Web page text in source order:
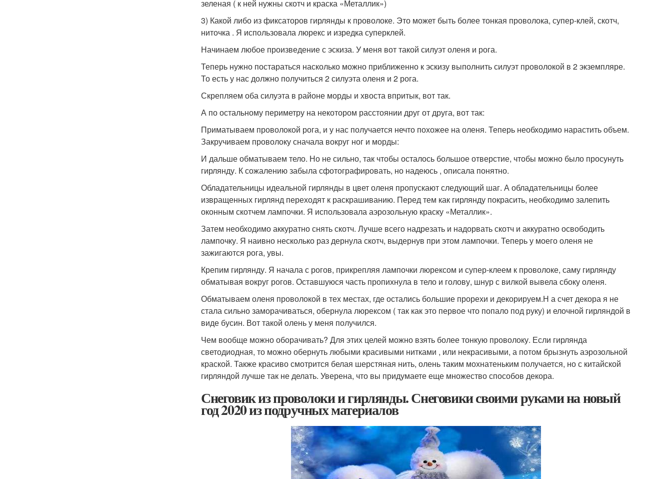
зеленая ( к ней нужны скотч и краска «Металлик»)
3) Какой либо из фиксаторов гирлянды к проволоке. Это может быть более тонкая проволока, супер-клей, скотч,
ниточка . Я использовала люрекс и изредка суперклей.
Начинаем любое произведение с эскиза. У меня вот такой силуэт оленя и рога.
Теперь нужно постараться насколько можно приближенно к эскизу выполнить силуэт проволокой в 2 экземпляре.
То есть у нас должно получиться 2 силуэта оленя и 2 рога.
Скрепляем оба силуэта в районе морды и хвоста впритык, вот так.
А по остальному периметру на некотором расстоянии друг от друга, вот так:
Приматываем проволокой рога, и у нас получается нечто похожее на оленя. Теперь необходимо нарастить объем.
Закручиваем проволоку сначала вокруг ног и морды:
И дальше обматываем тело. Но не сильно, так чтобы осталось большое отверстие, чтобы можно было просунуть
гирлянду. К сожалению забыла сфотографировать, но надеюсь , описала понятно.
Обладательницы идеальной гирлянды в цвет оленя пропускают следующий шаг. А обладательницы более
извращенных гирлянд переходят к раскрашиванию. Перед тем как гирлянду покрасить, необходимо залепить
оконным скотчем лампочки. Я использовала аэрозольную краску «Металлик».
Затем необходимо аккуратно снять скотч. Лучше всего надрезать и надорвать скотч и аккуратно освободить
лампочку. Я наивно несколько раз дернула скотч, выдернув при этом лампочки. Теперь у моего оленя не
зажигаются рога, увы.
Крепим гирлянду. Я начала с рогов, прикрепляя лампочки люрексом и супер-клеем к проволоке, саму гирлянду
обматывая вокруг рогов. Оставшуюся часть пропихнула в тело и голову, шнур с вилкой вывела сбоку оленя.
Обматываем оленя проволокой в тех местах, где остались большие прорехи и декорируем.Н а счет декора я не
стала сильно заморачиваться, обернула люрексом ( так как это первое что попало под руку) и елочной гирляндой в
виде бусин. Вот такой олень у меня получился.
Чем вообще можно оборачивать? Для этих целей можно взять более тонкую проволоку. Если гирлянда
светодиодная, то можно обернуть любыми красивыми нитками , или некрасивыми, а потом брызнуть аэрозольной
краской. Также красиво смотрится белая шерстяная нить, олень таким мохнатеньким получается, но с китайской
гирляндой лучше так не делать. Уверена, что вы придумаете еще множество способов декора.
Снеговик из проволоки и гирлянды. Снеговики своими руками на новый
год 2020 из подручных материалов